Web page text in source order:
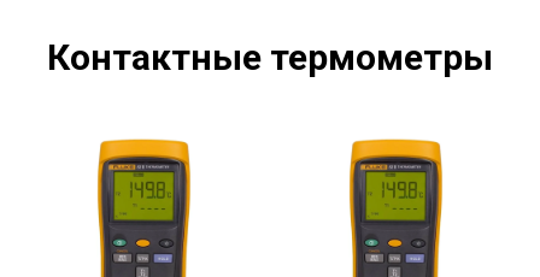
Контактные термометры